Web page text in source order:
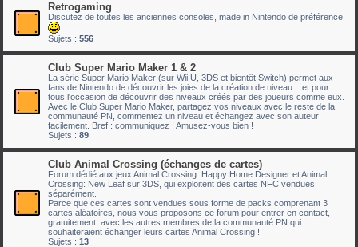
Retrogaming
Discutez de toutes les anciennes consoles, made in Nintendo de préférence.
Sujets : 556
Club Super Mario Maker 1 & 2
La série Super Mario Maker (sur Wii U, 3DS et bientôt Switch) permet aux
fans de Nintendo de découvrir les joies de la création de niveau... et pour
tous l'occasion de découvrir des niveaux créés par des joueurs comme eux.
Avec le Club Super Mario Maker, partagez vos niveaux avec le reste de la
communauté PN, commentez un niveau et échangez avec son auteur
facilement. Bref : communiquez ! Amusez-vous bien !
Sujets : 89
Club Animal Crossing (échanges de cartes)
Forum dédié aux jeux Animal Crossing: Happy Home Designer et Animal
Crossing: New Leaf sur 3DS, qui exploitent des cartes NFC vendues
séparément.
Parce que ces cartes sont vendues sous forme de packs comprenant 3
cartes aléatoires, nous vous proposons ce forum pour entrer en contact,
gratuitement, avec les autres membres de la communauté PN qui
souhaiteraient échanger leurs cartes Animal Crossing !
Sujets : 13